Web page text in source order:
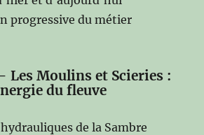
progressive du métier
Les Moulins et Scieries :
du fleuve
de la Sambre